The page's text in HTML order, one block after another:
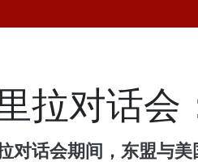
拉对话会
对话会期间，东盟与美